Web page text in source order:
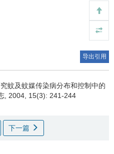
导出引用
蚊及蚊媒传染病分布和控制中的
, 2004, 15(3): 241-244
下一篇